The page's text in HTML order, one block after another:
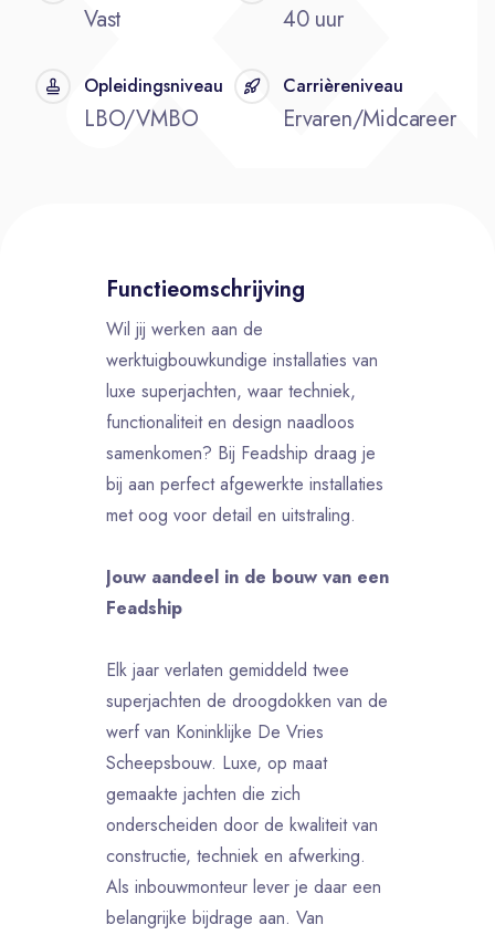
Vast 40 uur
Opleidingsniveau
LBO/VMBO
Carrièreniveau
Ervaren/Midcareer
Functieomschrijving
Wil jij werken aan de
werktuigbouwkundige installaties van
luxe superjachten, waar techniek,
functionaliteit en design naadloos
samenkomen? Bij Feadship draag je
bij aan perfect afgewerkte installaties
met oog voor detail en uitstraling.
Jouw aandeel in de bouw van een
Feadship
Elk jaar verlaten gemiddeld twee
superjachten de droogdokken van de
werf van Koninklijke De Vries
Scheepsbouw. Luxe, op maat
gemaakte jachten die zich
onderscheiden door de kwaliteit van
constructie, techniek en afwerking.
Als inbouwmonteur lever je daar een
belangrijke bijdrage aan. Van